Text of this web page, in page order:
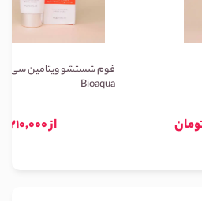
فوم شستشو ویتامین سی
Bioaqua
از 210,000 تومان